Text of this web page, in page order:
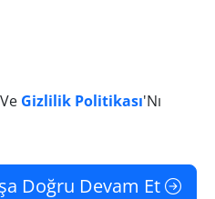
Gizlilik Politikası'Nı
Doğru Devam Et